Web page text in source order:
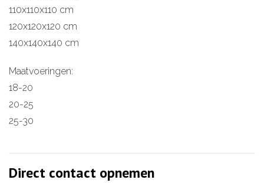
110x110x110 cm
120x120x120 cm
140x140x140 cm
Maatvoeringen:
18-20
20-25
25-30
Direct contact opnemen